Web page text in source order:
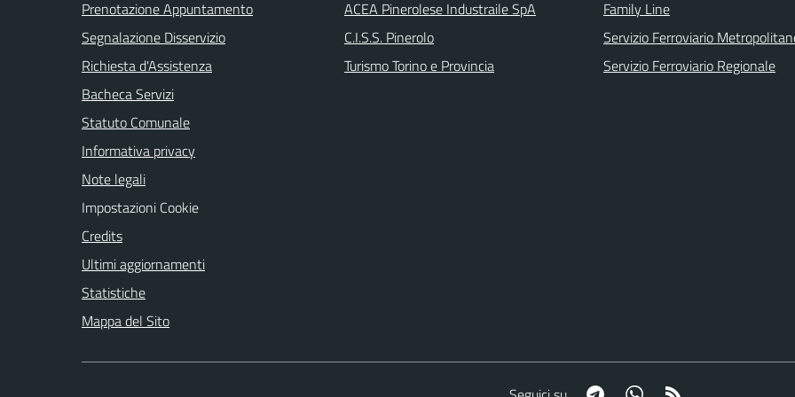
Prenotazione Appuntamento
Segnalazione Disservizio
Richiesta d'Assistenza
Bacheca Servizi
Statuto Comunale
Informativa privacy
Note legali
Impostazioni Cookie
Credits
Ultimi aggiornamenti
Statistiche
Mappa del Sito
ACEA Pinerolese Industraile SpA
C.I.S.S. Pinerolo
Turismo Torino e Provincia
Family Line
Servizio Ferroviario
Servizio Ferroviario Regionale